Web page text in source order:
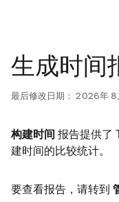
生成时间
最后修改日期： 2026年 8
构建时间 报告提供了
建时间的比较统计。
要查看报告，请转到